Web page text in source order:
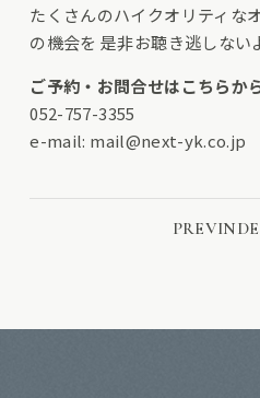
たくさんのハイクオリティな
の機会を 是非お聴き逃しない
ご予約・お問合せはこちらか
052-757-3355
e-mail: mail@next-yk.co.jp
PREV